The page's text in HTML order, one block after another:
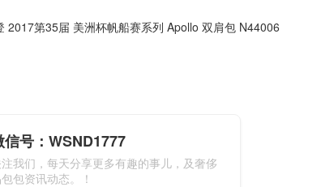
2017第35届 美洲杯帆船赛系列 Apollo 双肩包 N44006
信号：WSND1777
我们，每天分享更多有趣的事儿，及奢侈
包资讯动态。！